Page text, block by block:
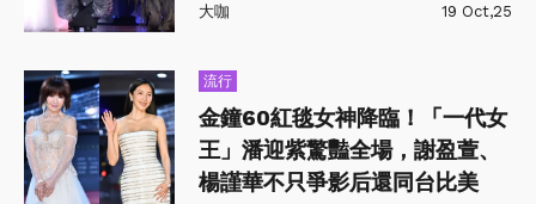
大咖 19 Oct,25
流行
金鐘60紅毯女神降臨！「一代女
王」潘迎紫驚豔全場，謝盈萱、
楊謹華不只爭影后還同台比美